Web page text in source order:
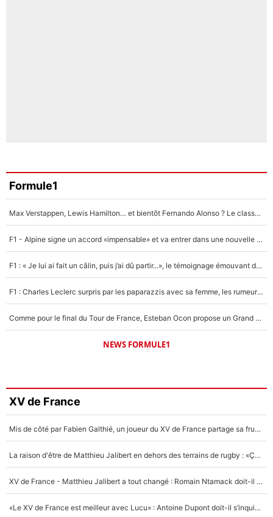
Formule1
Max Verstappen, Lewis Hamilton… et bientôt Fernando Alonso ? Le classement des pilotes les mieux payés en Formule 1 risque de changer !
F1 - Alpine signe un accord «impensable» et va entrer dans une nouvelle dimension : Grande nouvelle pour Pierre Gasly !
F1 : « Je lui ai fait un câlin, puis j’ai dû partir...», le témoignage émouvant de Max Verstappen sur sa fille
F1 : Charles Leclerc surpris par les paparazzis avec sa femme, les rumeurs étaient vraies !
Comme pour le final du Tour de France, Esteban Ocon propose un Grand Prix de Formule 1 à Paris : «Autour de l’Arc de Triomphe, ce serait génial» !
NEWS FORMULE1
XV de France
Mis de côté par Fabien Galthié, un joueur du XV de France partage sa frustration : «ils ne me l’ont pas dit tout de suite»
La raison d'être de Matthieu Jalibert en dehors des terrains de rugby : «Ça m'atteint autant que si tu touches à un membre de ma famille»
XV de France - Matthieu Jalibert a tout changé : Romain Ntamack doit-il s’inquiéter pour sa place à un an de la Coupe du monde ?
«Le XV de France est meilleur avec Lucu» : Antoine Dupont doit-il s’inquiéter pour sa place ?